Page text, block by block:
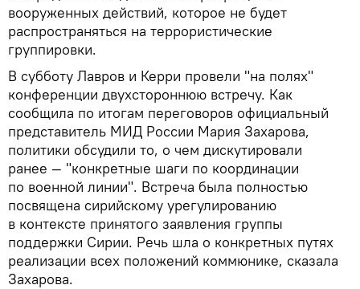
вооруженных действий, которое не будет
распространяться на террористические
группировки.
В субботу Лавров и Керри провели "на полях"
конференции двухстороннюю встречу. Как
сообщила по итогам переговоров официальный
представитель МИД России Мария Захарова,
политики обсудили то, о чем дискутировали
ранее — "конкретные шаги по координации
по военной линии". Встреча была полностью
посвящена сирийскому урегулированию
в контексте принятого заявления группы
поддержки Сирии. Речь шла о конкретных путях
реализации всех положений коммюнике, сказала
Захарова.